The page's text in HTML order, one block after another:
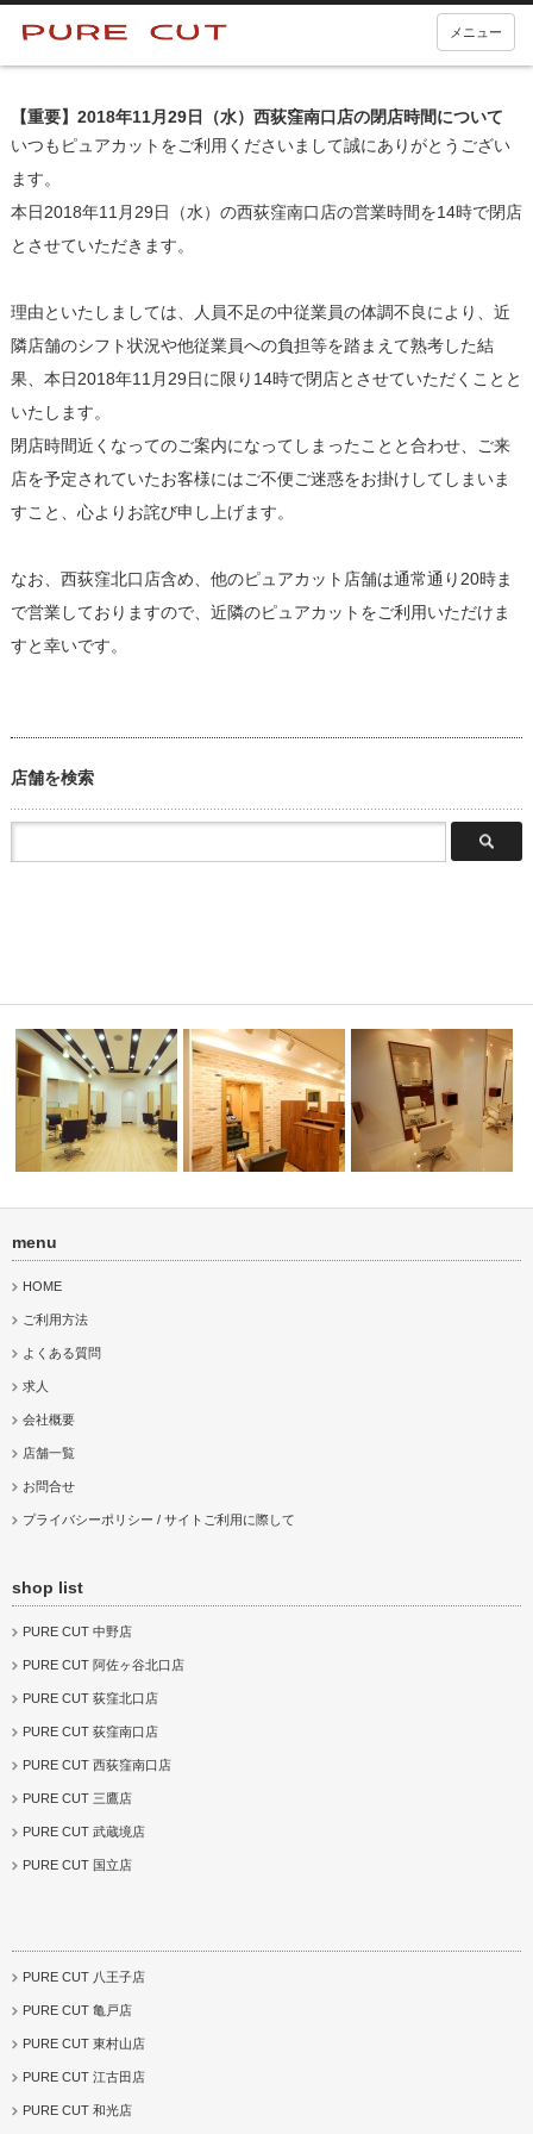
メニュー
【重要】2018年11月29日（水）西荻窪南口店の閉店時間について
いつもピュアカットをご利用くださいまして誠にありがとうござい
ます。
本日2018年11月29日（水）の西荻窪南口店の営業時間を14時で閉店
とさせていただきます。
理由といたしましては、人員不足の中従業員の体調不良により、近
隣店舗のシフト状況や他従業員への負担等を踏まえて熟考した結
果、本日2018年11月29日に限り14時で閉店とさせていただくことと
いたします。
閉店時間近くなってのご案内になってしまったことと合わせ、ご来
店を予定されていたお客様にはご不便ご迷惑をお掛けしてしまいま
すこと、心よりお詫び申し上げます。
なお、西荻窪北口店含め、他のピュアカット店舗は通常通り20時ま
で営業しておりますので、近隣のピュアカットをご利用いただけま
すと幸いです。
店舗を検索
PURE CUT 中野店
menu
HOME
ご利用方法
よくある質問
求人
会社概要
店舗一覧
お問合せ
プライバシーポリシー / サイトご利用に際して
shop list
PURE CUT 中野店
PURE CUT 阿佐ヶ谷北口店
PURE CUT 荻窪北口店
PURE CUT 荻窪南口店
PURE CUT 西荻窪南口店
PURE CUT 三鷹店
PURE CUT 武蔵境店
PURE CUT 国立店
PURE CUT 八王子店
PURE CUT 亀戸店
PURE CUT 東村山店
PURE CUT 江古田店
PURE CUT 和光店